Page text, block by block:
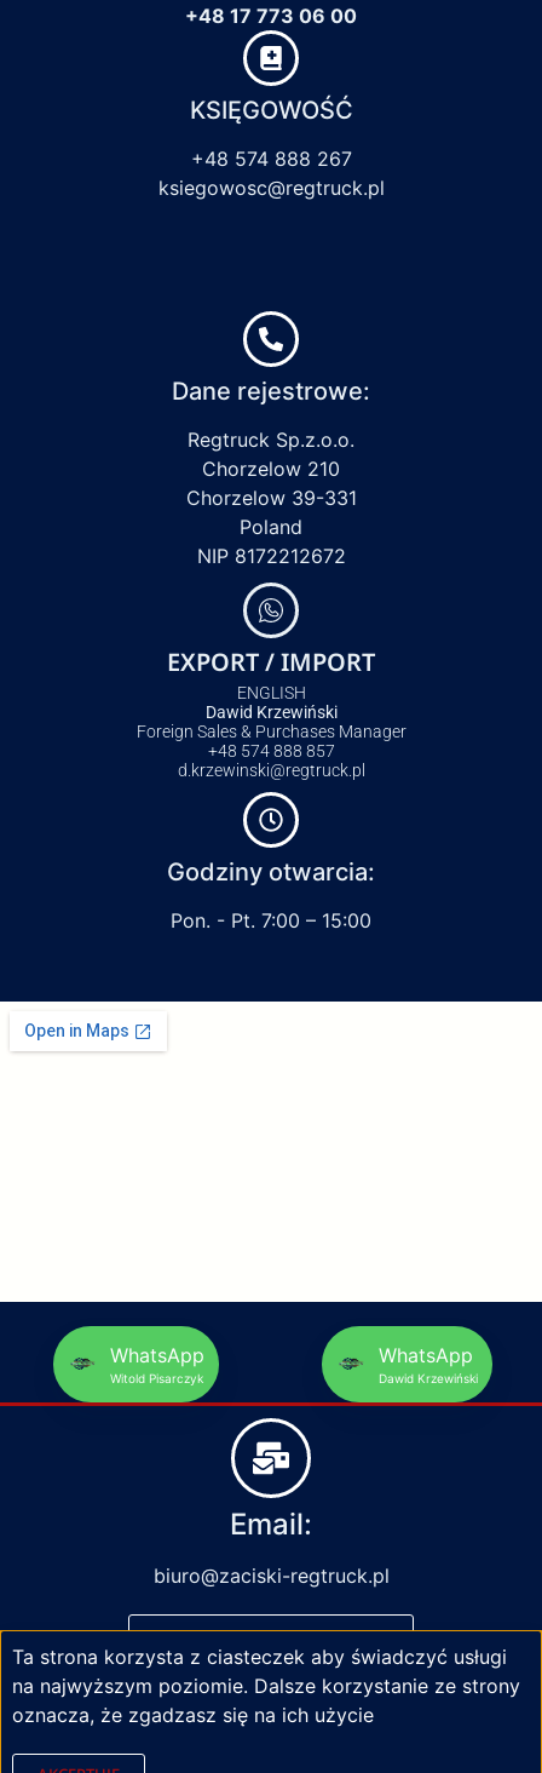
+48 17 773 06 00
KSIĘGOWOŚĆ
+48 574 888 267
ksiegowosc@regtruck.pl
Dane rejestrowe:
Regtruck Sp.z.o.o.
Chorzelow 210
Chorzelow 39-331
Poland
NIP 8172212672
EXPORT / IMPORT
ENGLISH
Dawid Krzewiński
Foreign Sales & Purchases Manager
+48 574 888 857
d.krzewinski@regtruck.pl
Godziny otwarcia:
Pon. - Pt. 7:00 – 15:00
WhatsApp
Witold Pisarczyk
WhatsApp
Dawid Krzewiński
Email:
biuro@zaciski-regtruck.pl
NAPISZ DO NAS
Ta strona korzysta z ciasteczek aby świadczyć usługi
na najwyższym poziomie. Dalsze korzystanie ze strony
oznacza, że zgadzasz się na ich użycie